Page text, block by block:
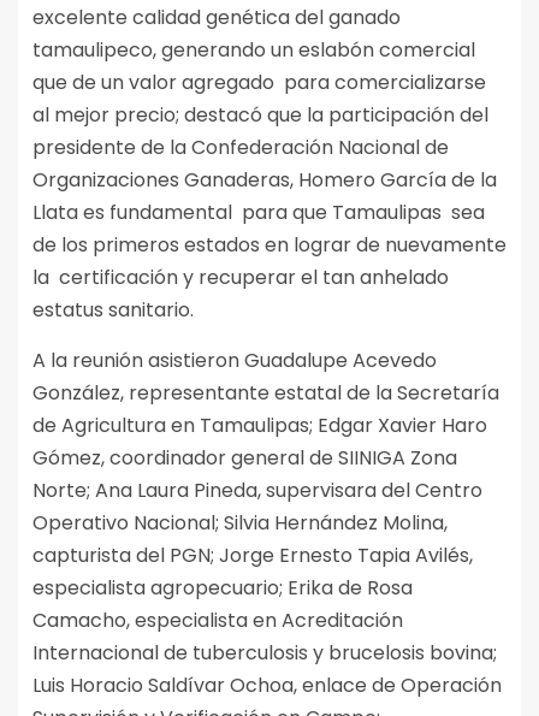
excelente calidad genética del ganado
tamaulipeco, generando un eslabón comercial
que de un valor agregado para comercializarse
al mejor precio; destacó que la participación del
presidente de la Confederación Nacional de
Organizaciones Ganaderas, Homero García de la
Llata es fundamental para que Tamaulipas sea
de los primeros estados en lograr de nuevamente
la certificación y recuperar el tan anhelado
estatus sanitario.
A la reunión asistieron Guadalupe Acevedo
González, representante estatal de la Secretaría
de Agricultura en Tamaulipas; Edgar Xavier Haro
Gómez, coordinador general de SIINIGA Zona
Norte; Ana Laura Pineda, supervisara del Centro
Operativo Nacional; Silvia Hernández Molina,
capturista del PGN; Jorge Ernesto Tapia Avilés,
especialista agropecuario; Erika de Rosa
Camacho, especialista en Acreditación
Internacional de tuberculosis y brucelosis bovina;
Luis Horacio Saldívar Ochoa, enlace de Operación